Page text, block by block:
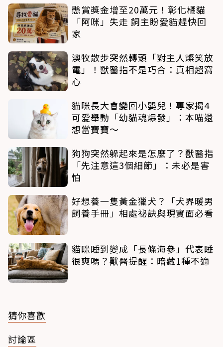
懸賞獎金增至20萬元！彰化橘貓
「阿咪」失走 飼主盼愛貓趕快回
家
澳牧散步突然轉頭「對主人燦笑放
電」！獸醫指不是巧合：真相超窩
心
貓咪長大會變回小嬰兒！專家揭4
可愛舉動「幼貓魂爆發」：本喵還
想當寶寶～
狗狗突然躲起來是怎麼了？獸醫指
「先注意這3個細節」：未必是害
怕
好想養一隻黃金獵犬？「犬界暖男
飼養手冊」相處祕訣與現實面必看
貓咪睡到變成「長條海參」代表睡
很爽嗎？獸醫提醒：暗藏1種不適
猜你喜歡
討論區